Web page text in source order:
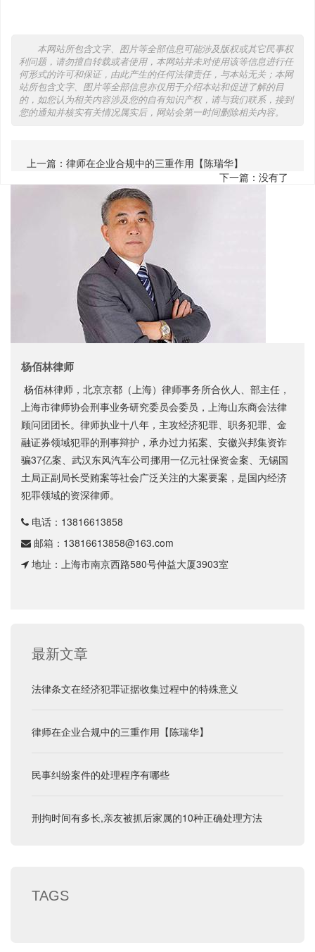
本网站所包含文字、图片等全部信息可能涉及版权或其它民事权
利问题，请勿擅自转载或者使用，本网站并未对使用该等信息进行任
何形式的许可和保证，由此产生的任何法律责任，与本站无关；本网
站所包含文字、图片等全部信息亦仅用于介绍本站和促进了解的目
的，如您认为相关内容涉及您的自有知识产权，请与我们联系，接到
您的通知并核实有关情况属实后，网站会第一时间删除相关内容。
上一篇： 律师在企业合规中的三重作用【陈瑞华】
下一篇：没有了
杨佰林律师
杨佰林律师，北京京都（上海）律师事务所合伙人、部主任，
上海市律师协会刑事业务研究委员会委员，上海山东商会法律
顾问团团长。律师执业十八年，主攻经济犯罪、职务犯罪、金
融证券领域犯罪的刑事辩护，承办过力拓案、安徽兴邦集资诈
骗37亿案、武汉东风汽车公司挪用一亿元社保资金案、无锡国
土局正副局长受贿案等社会广泛关注的大案要案，是国内经济
犯罪领域的资深律师。
电话： 13816613858
邮箱： 13816613858@163.com
地址：上海市南京西路580号仲益大厦3903室
最新文章
法律条文在经济犯罪证据收集过程中的特殊意义
律师在企业合规中的三重作用【陈瑞华】
民事纠纷案件的处理程序有哪些
刑拘时间有多长,亲友被抓后家属的10种正确处理方法
TAGS